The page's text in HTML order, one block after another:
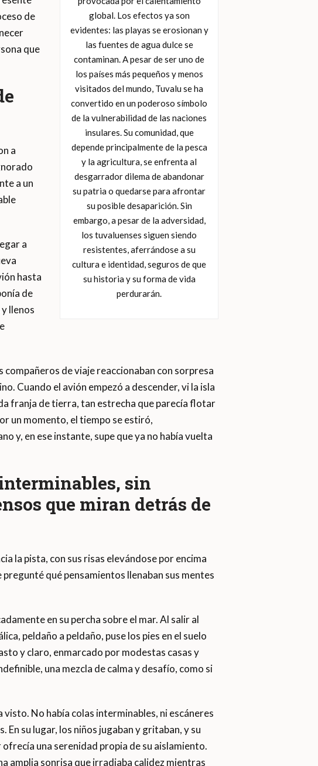
global. Los efectos ya son
evidentes: las playas se erosionan y
las fuentes de agua dulce se
contaminan. A pesar de ser uno de
los países más pequeños y menos
visitados del mundo, Tuvalu se ha
convertido en un poderoso símbolo
de la vulnerabilidad de las naciones
insulares. Su comunidad, que
depende principalmente de la pesca
y la agricultura, se enfrenta al
desgarrador dilema de abandonar
su patria o quedarse para afrontar
su posible desaparición. Sin
embargo, a pesar de la adversidad,
los tuvaluenses siguen siendo
resistentes, aferrándose a su
cultura e identidad, seguros de que
su historia y su forma de vida
perdurarán.
de
que
a
a un
a
hasta
de
llenos
de viaje reaccionaban con sorpresa
Cuando el avión empezó a descender, vi la isla
franja de tierra, tan estrecha que parecía flotar
un momento, el tiempo se estiró,
y, en ese instante, supe que ya no había vuelta
sin
que miran detrás de
la pista, con sus risas elevándose por encima
qué pensamientos llenaban sus mentes
en su percha sobre el mar. Al salir al
peldaño a peldaño, puse los pies en el suelo
y claro, enmarcado por modestas casas y
una mezcla de calma y desafío, como si
No había colas interminables, ni escáneres
su lugar, los niños jugaban y gritaban, y su
una serenidad propia de su aislamiento.
amplia sonrisa que irradiaba calidez mientras